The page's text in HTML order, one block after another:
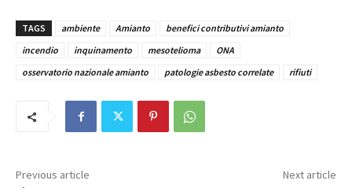
TAGS ambiente Amianto
benefici contributivi amianto
incendio
inquinamento mesotelioma
ONA
osservatorio nazionale amianto
patologie asbesto correlate rifiuti
Previous article Next article